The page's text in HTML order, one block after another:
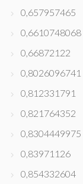
0,657957465
0,6610748068
0,66872122
0,8026096741
0,812331791
0,821764352
0,8304449975
0,83971126
0,854332604